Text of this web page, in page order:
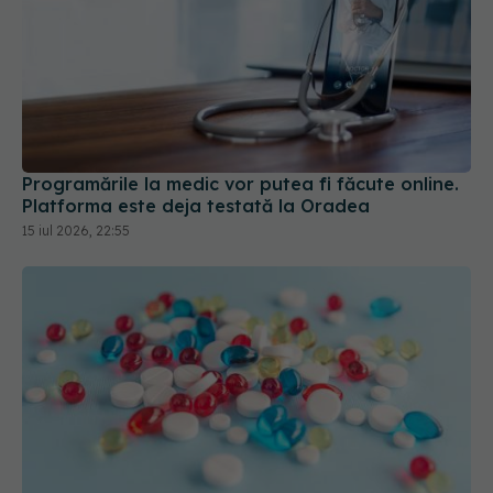
Programările la medic vor putea fi făcute online.
Platforma este deja testată la Oradea
15 iul 2026, 22:55